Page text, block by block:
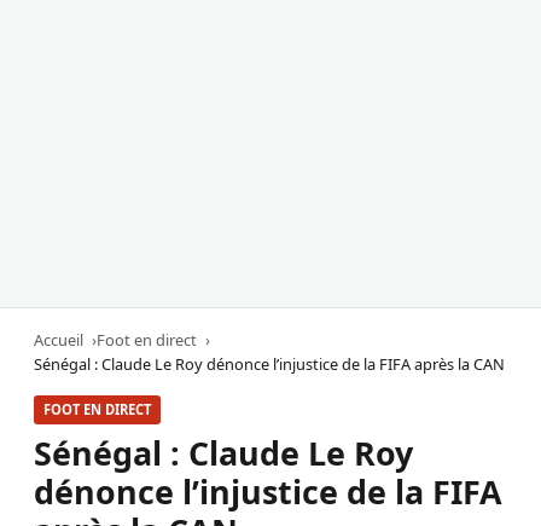
Accueil
Foot en direct
Sénégal : Claude Le Roy dénonce l’injustice de la FIFA après la CAN
FOOT EN DIRECT
Sénégal : Claude Le Roy
dénonce l’injustice de la FIFA